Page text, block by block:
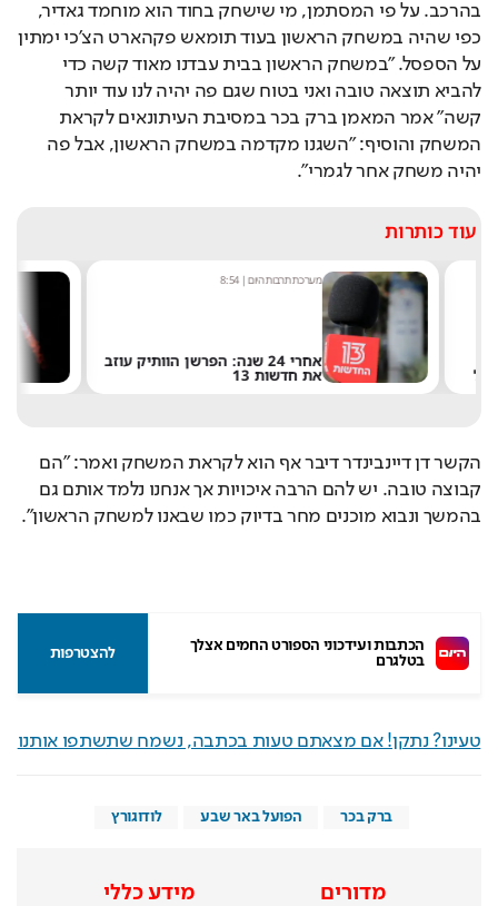
בהרכב. על פי המסתמן, מי שישחק בחוד הוא מוחמד גאדיר,
כפי שהיה במשחק הראשון בעוד תומאש פקהארט הצ'כי ימתין
על הספסל. "במשחק הראשון בבית עבדנו מאוד קשה כדי
להביא תוצאה טובה ואני בטוח שגם פה יהיה לנו עוד יותר
קשה" אמר המאמן ברק בכר במסיבת העיתונאים לקראת
המשחק והוסיף: "השגנו מקדמה במשחק הראשון, אבל פה
יהיה משחק אחר לגמרי".
עוד כותרות
מערכת תרבות היום|
8:54
אחרי 24 שנה: הפרשן הוותיק עוזב
את חדשות 13
הקשר דן דיינבינדר דיבר אף הוא לקראת המשחק ואמר: "הם
קבוצה טובה. יש להם הרבה איכויות אך אנחנו נלמד אותם גם
בהמשך ונבוא מוכנים מחר בדיוק כמו שבאנו למשחק הראשון".
הכתבות ועידכוני הספורט החמים אצלך
בטלגרם
להצטרפות
טעינו? נתקן! אם מצאתם טעות בכתבה, נשמח שתשתפו אותנו
ברק בכר הפועל באר שבע לודוגורץ
מדורים מידע כללי